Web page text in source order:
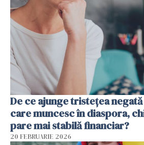
De ce ajunge tristețea
care muncesc în diaspora,
pare mai stabilă financiar?
20 FEBRUARIE 2026